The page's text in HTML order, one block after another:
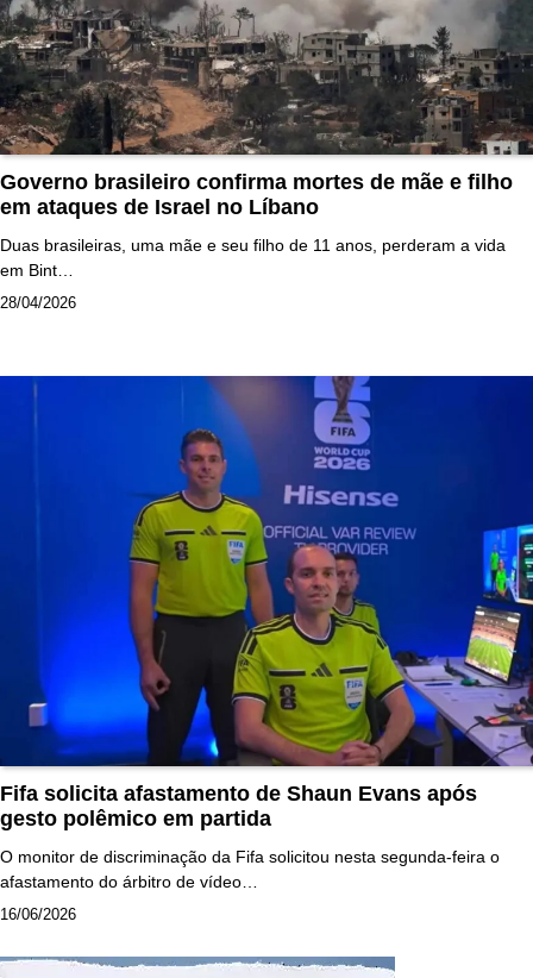
Governo brasileiro confirma mortes de mãe e filho
em ataques de Israel no Líbano
Duas brasileiras, uma mãe e seu filho de 11 anos, perderam a vida
em Bint…
28/04/2026
Fifa solicita afastamento de Shaun Evans após
gesto polêmico em partida
O monitor de discriminação da Fifa solicitou nesta segunda-feira o
afastamento do árbitro de vídeo…
16/06/2026